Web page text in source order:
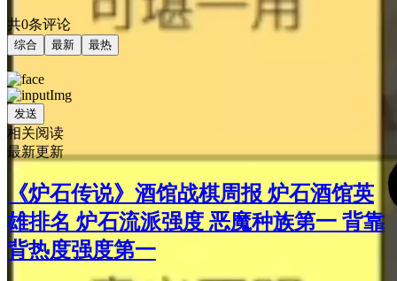
共0条评论
综合 最新 最热
发送
相关阅读
最新更新
《炉石传说》酒馆战棋周报 炉石酒馆英
雄排名 炉石流派强度 恶魔种族第一 背靠
背热度强度第一